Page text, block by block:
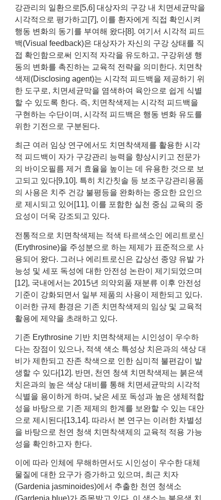
강관리의 일환으로[5,6] 대상자의 구강 내 치면세균막을
시각적으로 평가하고[7], 이를 환자에게 직접 확인시켜
행동 변화의 동기를 부여해 왔다[8]. 여기서 시각적 피드
백(Visual feedback)은 대상자가 자신의 구강 상태를 직
접 확인함으로써 인지적 자각을 유도하고, 구강위생 행
동의 변화를 촉진하는 교육적 전략을 의미한다. 치면착
색제(Disclosing agent)는 시각적 피드백을 제공하기 위
한 도구로, 치면세균막을 염색하여 육안으로 쉽게 식별
할 수 있도록 한다. 즉, 치면착색제는 시각적 피드백을
구현하는 수단이며, 시각적 피드백은 행동 변화 유도를
위한 기전으로 구분된다.
최근 여러 임상 연구에서도 치면착색제를 활용한 시각
적 피드백이 자가 구강관리 능력을 향상시키고 전문가
의 바이오필름 제거 효율을 높이는 데 유용한 것으로 보
고되고 있다[9,10]. 특히 치간칫솔 등 보조구강관리용품
의 사용은 치주 건강 불평등을 완화하는 중요한 요인으
로 제시되고 있어[11], 이를 포함한 실천 중심 교육의 중
요성이 더욱 강조되고 있다.
전통적으로 치면착색제는 적색 타르색소인 에리트로신
(Erythrosine)을 주성분으로 하는 제제가 표준적으로 사
용되어 왔다. 그러나 에리트로신은 갑상선 종양 유발 가
능성 및 세포 독성에 대한 안전성 논란이 제기되었으며
[12], 국내에서는 2015년 의약외품 재분류 이후 안전성
기준이 강화되면서 일부 제품의 사용이 제한되고 있다.
이러한 규제 환경은 기존 치면착색제의 임상 및 교육적
활용에 제약을 초래하고 있다.
기존 Erythrosine 기반 치면착색제는 시인성이 우수하
다는 장점이 있으나, 적색 색소 특성상 치은과의 색상 대
비가 제한되고 잔존 착색으로 인한 심미적 불편감이 발
생할 수 있다[12]. 반면, 천연 청색 치면착색제는 붉은색
치은과의 높은 색상 대비를 통해 치면세균막의 시각적
식별을 용이하게 하며, 낮은 세포 독성과 높은 생체적합
성을 바탕으로 기존 제제의 한계를 보완할 수 있는 대안
으로 제시된다[13,14]. 따라서 본 연구는 이러한 차별성
을 바탕으로 천연 청색 치면착색제의 교육적 적용 가능
성을 확인하고자 한다.
이에 따라 인체에 무해하면서도 시인성이 우수한 대체
물질에 대한 요구가 증가하고 있으며, 최근 치자
(Gardenia jasminoides)에서 추출한 천연 청색소